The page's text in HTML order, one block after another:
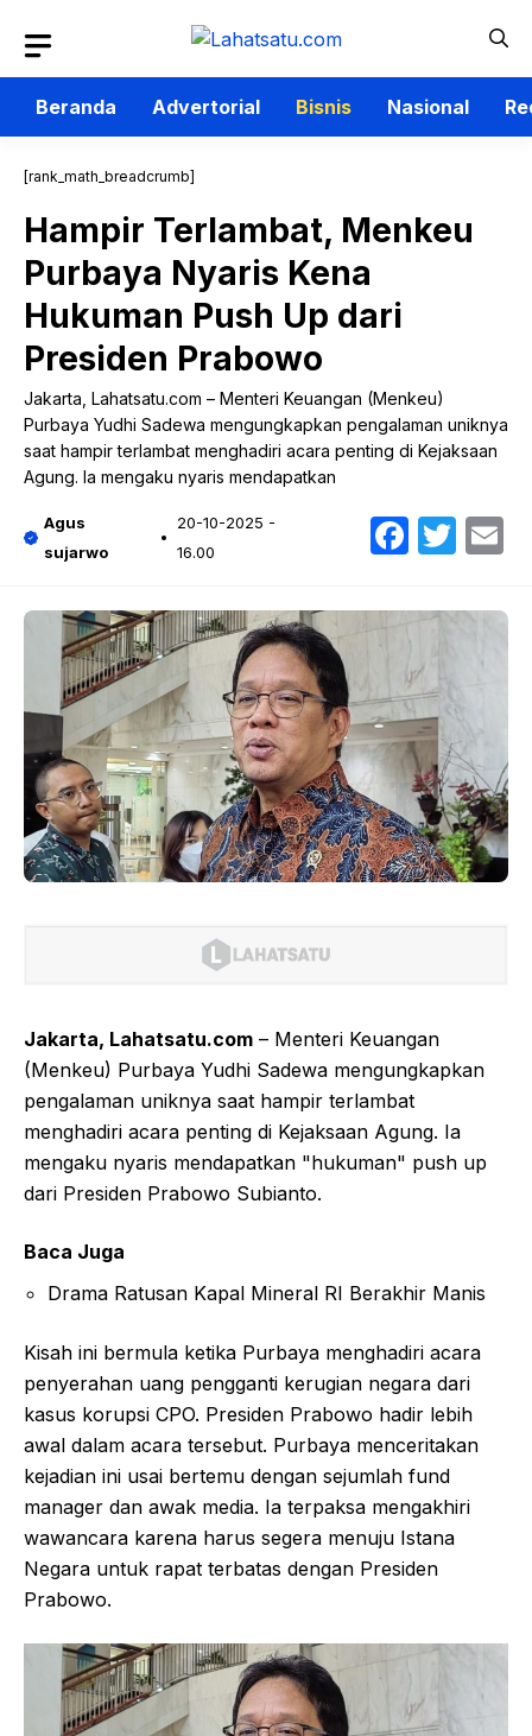
isi
Beranda
Advertorial Bisnis Nasional
[rank_math_breadcrumb]
Hampir Terlambat, Menkeu
Purbaya Nyaris Kena
Hukuman Push Up dari
Presiden Prabowo
Jakarta, Lahatsatu.com – Menteri Keuangan (Menkeu)
Purbaya Yudhi Sadewa mengungkapkan pengalaman uniknya
saat hampir terlambat menghadiri acara penting di Kejaksaan
Agung. Ia mengaku nyaris mendapatkan
Agus
sujarwo
20-10-2025 -
16.00
Jakarta, Lahatsatu.com – Menteri Keuangan
(Menkeu) Purbaya Yudhi Sadewa mengungkapkan
pengalaman uniknya saat hampir terlambat
menghadiri acara penting di Kejaksaan Agung. Ia
mengaku nyaris mendapatkan "hukuman" push up
dari Presiden Prabowo Subianto.
Baca Juga
Drama Ratusan Kapal Mineral RI Berakhir Manis
Kisah ini bermula ketika Purbaya menghadiri acara
penyerahan uang pengganti kerugian negara dari
kasus korupsi CPO. Presiden Prabowo hadir lebih
awal dalam acara tersebut. Purbaya menceritakan
kejadian ini usai bertemu dengan sejumlah fund
manager dan awak media. Ia terpaksa mengakhiri
wawancara karena harus segera menuju Istana
Negara untuk rapat terbatas dengan Presiden
Prabowo.